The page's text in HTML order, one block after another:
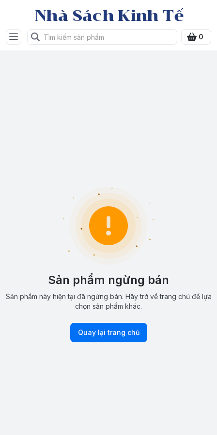
Nhà Sách Kinh Tế
0
Sản phẩm ngừng bán
Sản phẩm này hiện tại đã ngừng bán. Hãy trở về trang chủ để lựa
chọn sản phẩm khác.
Quay lại trang chủ